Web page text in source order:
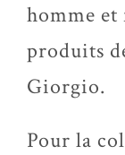
homme et
produits
Giorgio.
Pour la